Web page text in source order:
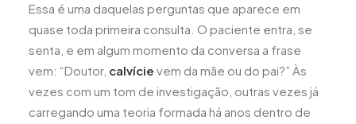
Essa é uma daquelas perguntas que aparece em
quase toda primeira consulta. O paciente entra, se
senta, e em algum momento da conversa a frase
vem: “Doutor, calvície vem da mãe ou do pai?” Às
vezes com um tom de investigação, outras vezes já
carregando uma teoria formada há anos dentro de